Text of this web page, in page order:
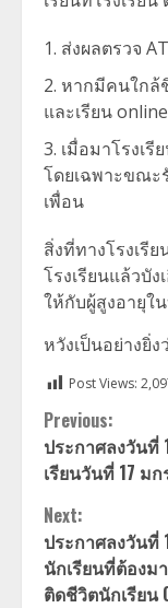
ส่งผลตรวจ
หากมีคนใกล้
และเรียน online
เมื่อมาโรงเ
โดยเฉพาะขณะ
เพื่อน
สิ่งที่ทางโรงเรี
โรงเรียนแล้วบั
ให้กับผู้สูงอายุใ
หวังเป็นอย่างยิ่
Post Views:
Continue
Reading
Previous:
ประกาศลงวันที่
เรียนวันที่ 17 ม
Next:
ประกาศลงวันที่
นักเรียนที่ต้องม
ติดชีวิตนักเรียน